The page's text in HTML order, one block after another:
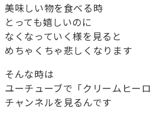
美味しい物を食べる時
とっても嬉しいのに
なくなっていく様を見ると
めちゃくちゃ悲しくなります
そんな時は
ユーチューブで「クリームヒー
チャンネルを見るんです